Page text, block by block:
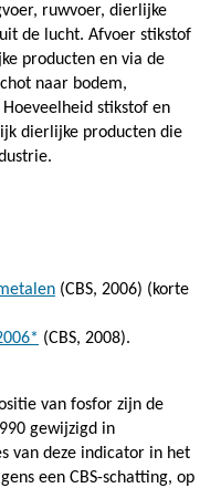
ruwvoer, dierlijke
de lucht. Afvoer stikstof
producten en via de
naar bodem,
stikstof en
dierlijke producten die
(CBS, 2006) (korte
(CBS, 2008).
van fosfor zijn de
gewijzigd in
van deze indicator in het
een CBS-schatting, op